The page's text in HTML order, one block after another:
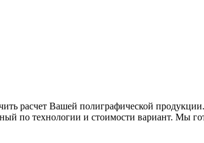
расчет Вашей полиграфической
по технологии и стоимости вариант. Мы